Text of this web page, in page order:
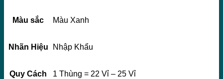
Màu sắc Màu Xanh
Nhãn Hiệu Nhập Khẩu
Quy Cách 1 Thùng = 22 Vỉ – 25 Vỉ